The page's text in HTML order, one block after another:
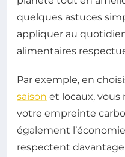
quelques astuces
appliquer au
alimentaires
Par exemple, en
saison et locaux,
votre empreinte
également
respectent